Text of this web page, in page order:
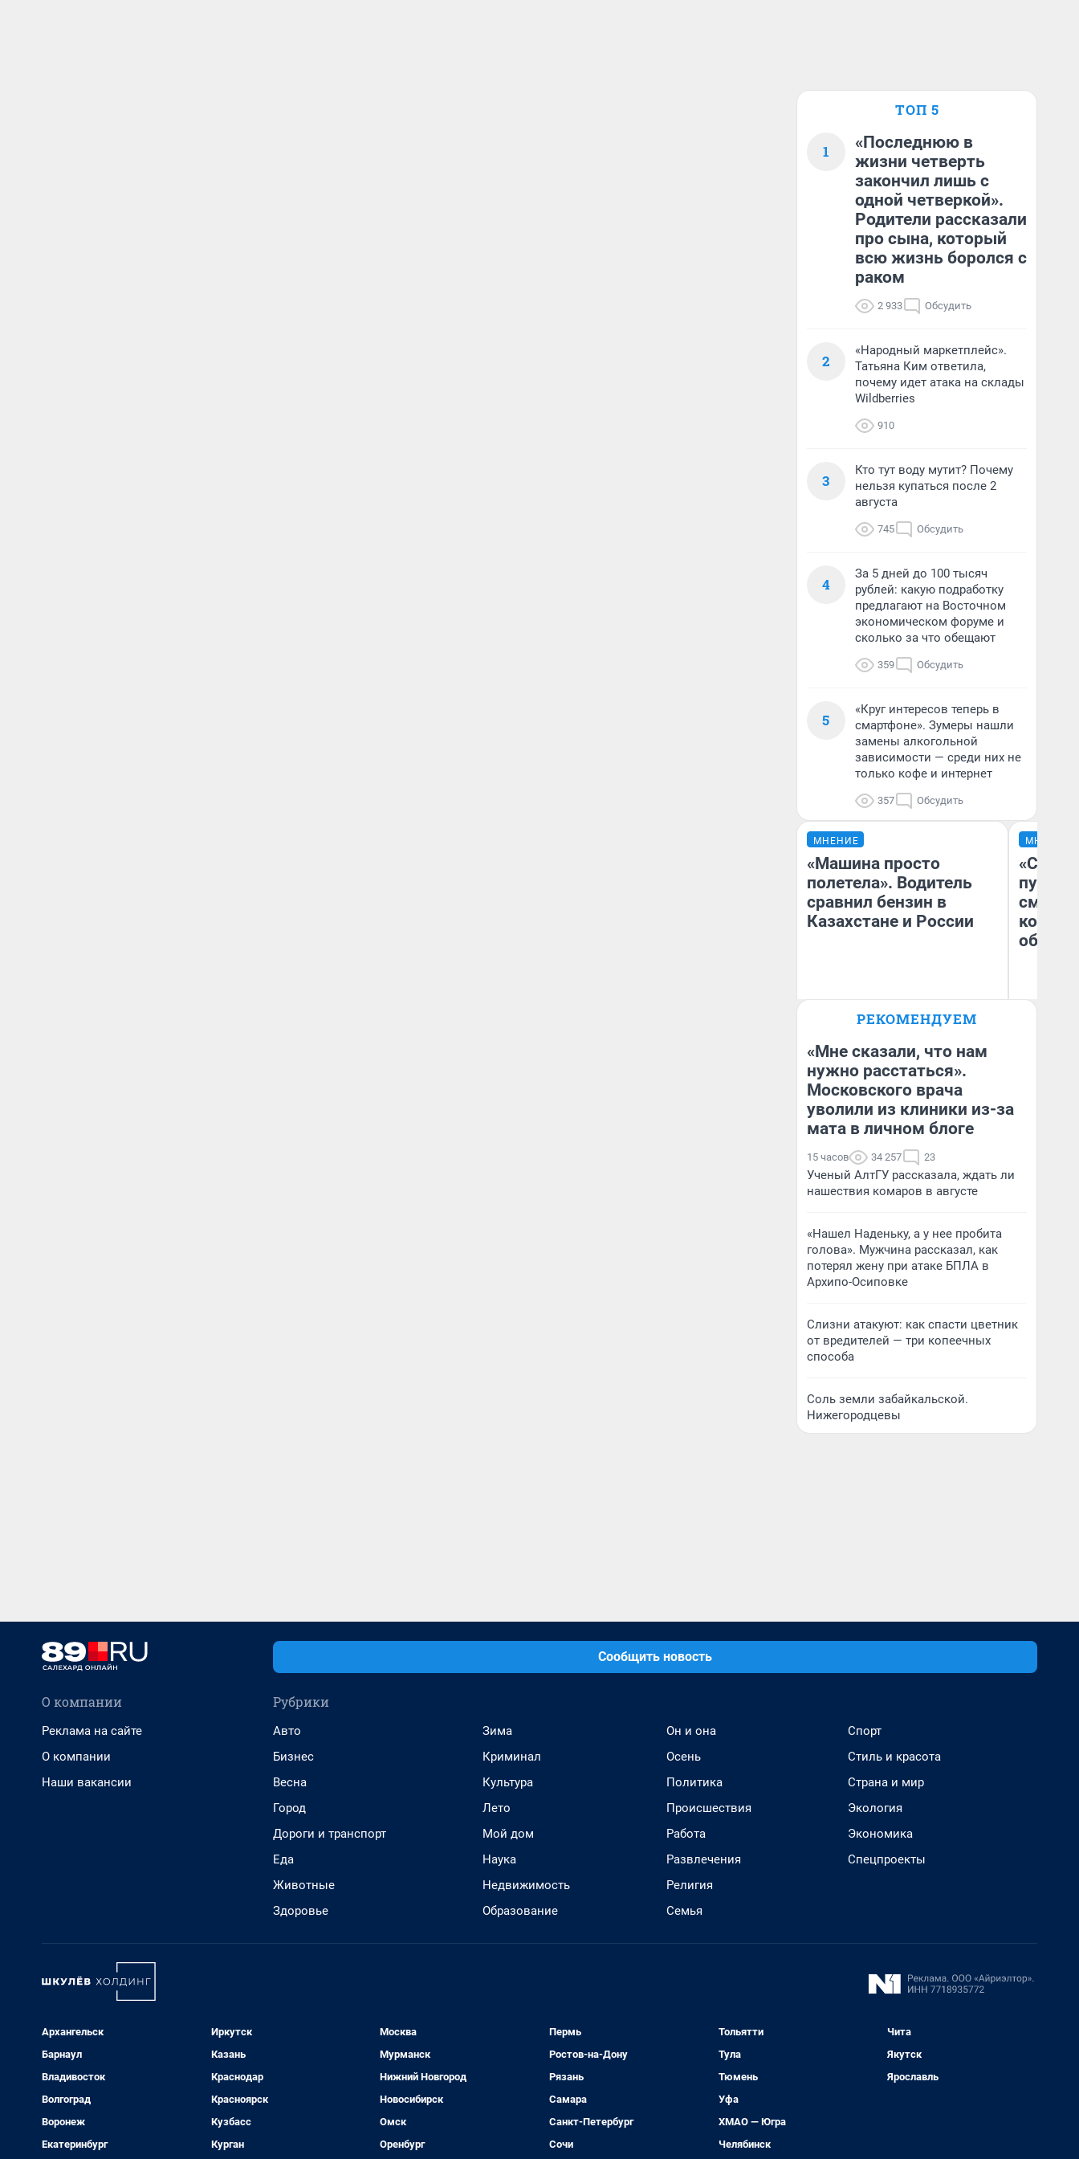
ТОП 5
1
«Последнюю в
жизни четверть
закончил лишь с
одной четверкой».
Родители рассказали
про сына, который
всю жизнь боролся с
раком
2 933 Обсудить
2
«Народный маркетплейс».
Татьяна Ким ответила,
почему идет атака на склады
Wildberries
910
3
Кто тут воду мутит? Почему
нельзя купаться после 2
августа
745 Обсудить
4
За 5 дней до 100 тысяч
рублей: какую подработку
предлагают на Восточном
экономическом форуме и
сколько за что обещают
359 Обсудить
5
«Круг интересов теперь в
смартфоне». Зумеры нашли
замены алкогольной
зависимости — среди них не
только кофе и интернет
357 Обсудить
МНЕНИЕ
«Машина просто
полетела». Водитель
сравнил бензин в
Казахстане и России
Анатолий Кузнецов
МНЕНИЕ
РЕКОМЕНДУЕМ
«Мне сказали, что нам
нужно расстаться».
Московского врача
уволили из клиники из-за
мата в личном блоге
15 часов 34 257 23
Ученый АлтГУ рассказала, ждать ли
нашествия комаров в августе
«Нашел Наденьку, а у нее пробита
голова». Мужчина рассказал, как
потерял жену при атаке БПЛА в
Архипо-Осиповке
Слизни атакуют: как спасти цветник
от вредителей — три копеечных
способа
Соль земли забайкальской.
Нижегородцевы
Сообщить новость
О компании
Реклама на сайте
О компании
Наши вакансии
Рубрики
Авто
Бизнес
Весна
Город
Дороги и транспорт
Еда
Животные
Здоровье
Зима
Криминал
Культура
Лето
Мой дом
Наука
Недвижимость
Образование
Он и она
Осень
Политика
Происшествия
Работа
Развлечения
Религия
Семья
Спорт
Стиль и красота
Страна и мир
Экология
Экономика
Спецпроекты
Архангельск
Барнаул
Владивосток
Волгоград
Воронеж
Екатеринбург
Иркутск
Казань
Краснодар
Красноярск
Кузбасс
Курган
Москва
Мурманск
Нижний Новгород
Новосибирск
Омск
Оренбург
Пермь
Ростов-на-Дону
Рязань
Самара
Санкт-Петербург
Сочи
Тольятти
Тула
Тюмень
Уфа
ХМАО — Югра
Челябинск
Чита
Якутск
Ярославль